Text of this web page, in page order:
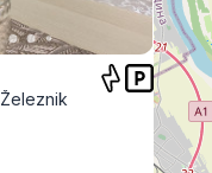
Železnik